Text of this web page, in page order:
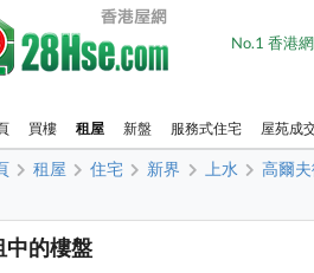
No.1 香港
買樓 租屋 新盤 服務式住宅 屋苑成
租屋 住宅 新界 上水 高爾
中的樓盤